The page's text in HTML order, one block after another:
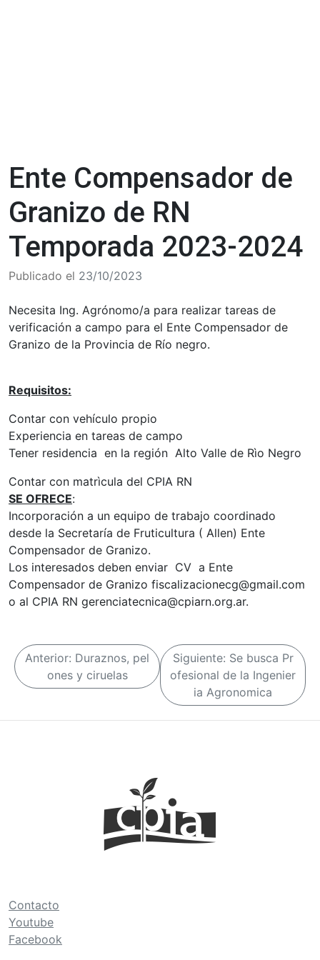
Ente Compensador de
Granizo de RN
Temporada 2023-2024
Publicado el 23/10/2023
Necesita Ing. Agrónomo/a para realizar tareas de
verificación a campo para el Ente Compensador de
Granizo de la Provincia de Río negro.
Requisitos:
Contar con vehículo propio
Experiencia en tareas de campo
Tener residencia en la región Alto Valle de Rìo Negro
Contar con matrìcula del CPIA RN
SE OFRECE:
Incorporación a un equipo de trabajo coordinado
desde la Secretaría de Fruticultura ( Allen) Ente
Compensador de Granizo.
Los interesados deben enviar CV a Ente
Compensador de Granizo fiscalizacionecg@gmail.com
o al CPIA RN gerenciatecnica@cpiarn.org.ar.
N
a
e
e
n
Anterior: Duraznos, pel
ones y ciruelas
Siguiente: Se busca Pr
ofesional de la Ingenier
ia Agronomica
Contacto
Youtube
Facebook